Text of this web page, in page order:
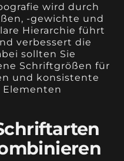
wird durch
-gewichte und
Hierarchie führt
verbessert die
sollten Sie
Schriftgrößen für
und konsistente
Elementen